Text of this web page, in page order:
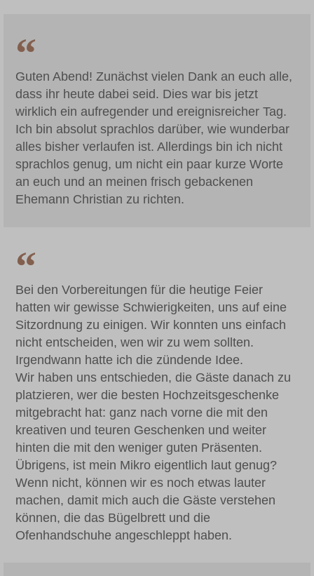
Guten Abend! Zunächst vielen Dank an euch alle,
dass ihr heute dabei seid. Dies war bis jetzt
wirklich ein aufregender und ereignisreicher Tag.
Ich bin absolut sprachlos darüber, wie wunderbar
alles bisher verlaufen ist. Allerdings bin ich nicht
sprachlos genug, um nicht ein paar kurze Worte
an euch und an meinen frisch gebackenen
Ehemann Christian zu richten.
Bei den Vorbereitungen für die heutige Feier
hatten wir gewisse Schwierigkeiten, uns auf eine
Sitzordnung zu einigen. Wir konnten uns einfach
nicht entscheiden, wen wir zu wem sollten.
Irgendwann hatte ich die zündende Idee.
Wir haben uns entschieden, die Gäste danach zu
platzieren, wer die besten Hochzeitsgeschenke
mitgebracht hat: ganz nach vorne die mit den
kreativen und teuren Geschenken und weiter
hinten die mit den weniger guten Präsenten.
Übrigens, ist mein Mikro eigentlich laut genug?
Wenn nicht, können wir es noch etwas lauter
machen, damit mich auch die Gäste verstehen
können, die das Bügelbrett und die
Ofenhandschuhe angeschleppt haben.